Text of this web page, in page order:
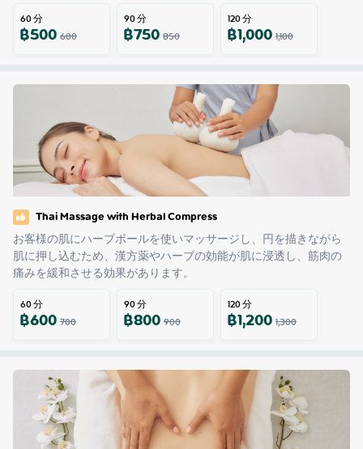
60分
฿500600
90分
฿750850
120分
฿1,0001,100
Thai Massage with Herbal Compress
お客様の肌にハーブボールを使いマッサージし、円を描きながら
肌に押し込むため、漢方薬やハーブの効能が肌に浸透し、筋肉の
痛みを緩和させる効果があります。
60分
฿600700
90分
฿800900
120分
฿1,2001,300